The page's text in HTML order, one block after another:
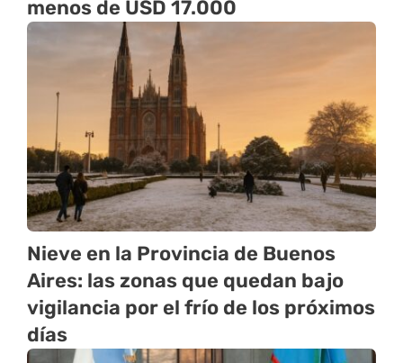
menos de USD 17.000
Nieve en la Provincia de Buenos
Aires: las zonas que quedan bajo
vigilancia por el frío de los próximos
días